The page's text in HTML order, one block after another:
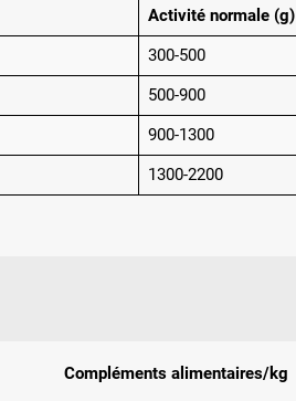
Activité normale (g)
300-500
500-900
900-1300
1300-2200
Compléments alimentaires/kg